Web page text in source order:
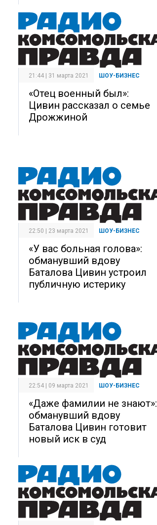
21:44 | 31 марта 2021 ШОУ-БИЗНЕС
«Отец военный был»:
Цивин рассказал о семье
Дрожжиной
22:50 | 23 марта 2021 ШОУ-БИЗНЕС
«У вас больная голова»:
обманувший вдову
Баталова Цивин устроил
публичную истерику
22:54 | 09 марта 2021 ШОУ-БИЗНЕС
«Даже фамилии не знают»:
обманувший вдову
Баталова Цивин готовит
новый иск в суд